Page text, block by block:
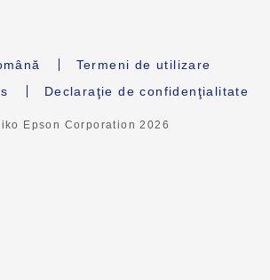
Termeni de utilizare
Declaraţie de confidenţialitate
Epson Corporation2026